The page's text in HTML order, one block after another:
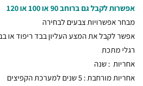
אפשרות לקבל גם ברוחב 90 או 100 או 120
מבחר אפשרויות צבעים לבחירה
אפשר לקבל את המצע העליון בבד ריפוד או
רגלי מתכת
אחריות : שנה
אחריות מורחבת : 5 שנים למערכת הקפיצים